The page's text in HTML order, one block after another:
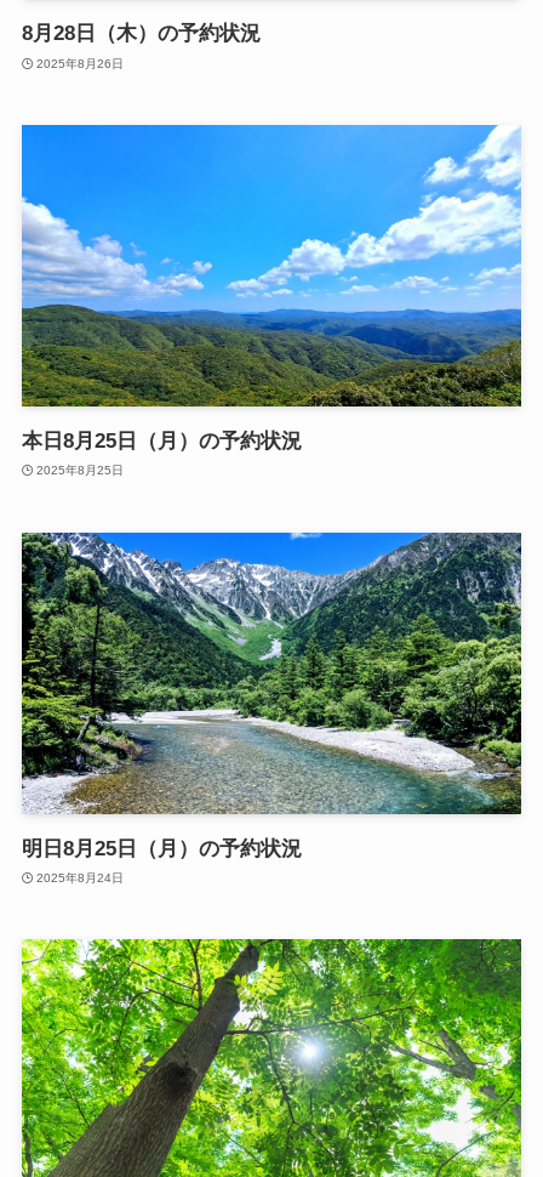
8月28日（木）の予約状況
2025年8月26日
本日8月25日（月）の予約状況
2025年8月25日
明日8月25日（月）の予約状況
2025年8月24日